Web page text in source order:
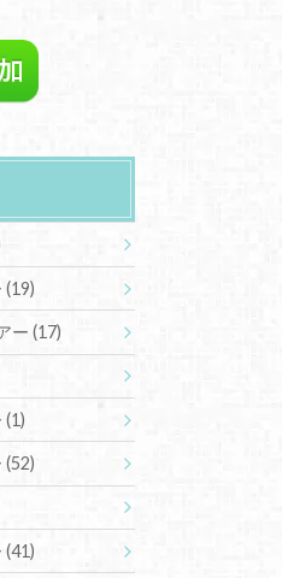
(19)
ー(17)
(1)
(52)
(41)